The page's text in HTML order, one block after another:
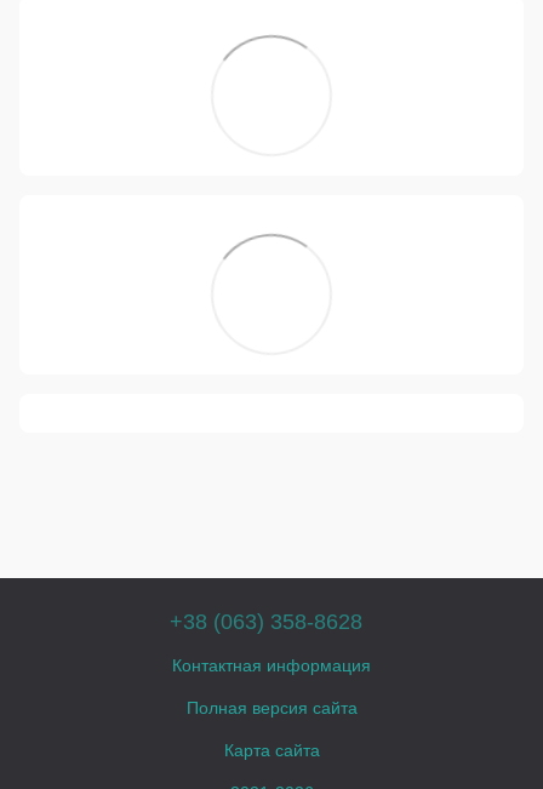
+38 (063) 358-8628
Контактная информация
Полная версия сайта
Карта сайта